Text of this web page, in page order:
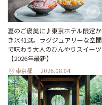
夏のご褒美に♪東京ホテル限定か
き氷41選。ラグジュアリーな空間
で味わう大人のひんやりスイーツ
【2026年最新】
東京都 2026.08.04